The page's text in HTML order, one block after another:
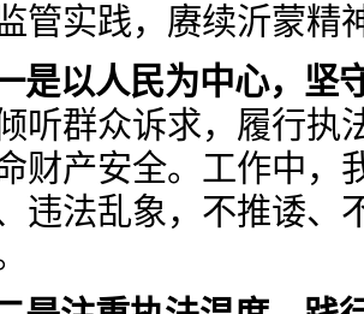
管实践，赓续沂蒙精
是以人民为中心，坚
听群众诉求，履行执
财产安全。工作中，
违法乱象，不推诿、